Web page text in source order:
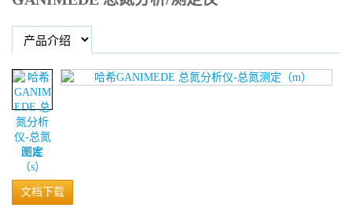
图库
文档下载